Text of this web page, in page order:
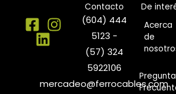
Contacto
(604) 444
5123 -
(57) 324
5922106
mercadeo@ferrocables.com
De
Acerca
de